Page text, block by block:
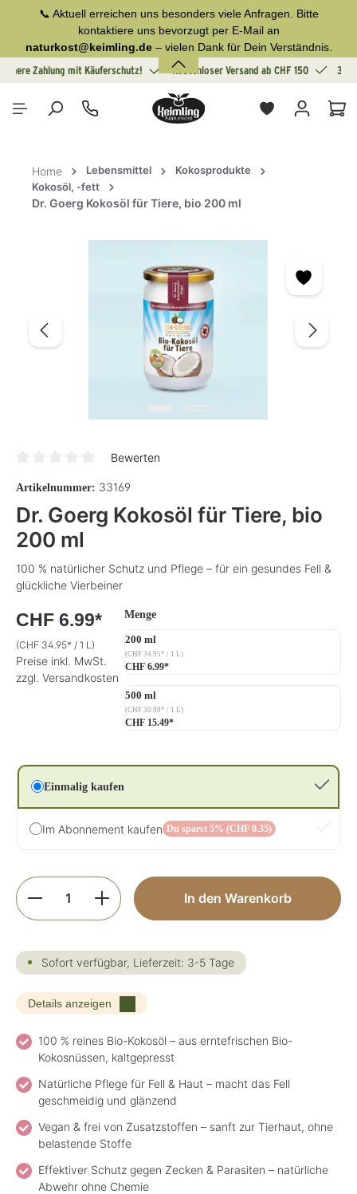
springen
📞 Aktuell erreichen uns besonders viele Anfragen. Bitte
kontaktiere uns bevorzugt per E-Mail an
naturkost@keimling.de– vielen Dank für Dein Verständnis.
Sichere Zahlung mit Käuferschutz!
Kostenloser Versand ab CHF 150 30
Home Lebensmittel
Kokosprodukte
Kokosöl, -fett
Dr. Goerg Kokosöl für Tiere, bio 200 ml
Bewerten
Artikelnummer: 33169
Dr. Goerg Kokosöl für Tiere, bio
200 ml
100 % natürlicher Schutz und Pflege – für ein gesundes Fell &
glückliche Vierbeiner
CHF 6.99*
(CHF 34.95* / 1 L)
Preise inkl. MwSt.
zzgl. Versandkosten
Mengeauswählen
200 ml
(CHF 34.95* / 1 L)
CHF 6.99*
500 ml
(CHF 30.98* / 1 L)
CHF 15.49*
Einmalig kaufen
Im Abonnement kaufen Du sparst 5% (CHF 0.35)
Produkt Anzahl: Gib den gewünschten
In den Warenkorb
Sofort verfügbar, Lieferzeit: 3-5 Tage
Details anzeigen
100 % reines Bio-Kokosöl – aus erntefrischen Bio-
Kokosnüssen, kaltgepresst
Natürliche Pflege für Fell & Haut – macht das Fell
geschmeidig und glänzend
Vegan & frei von Zusatzstoffen – sanft zur Tierhaut, ohne
belastende Stoffe
Effektiver Schutz gegen Zecken & Parasiten – natürliche
Abwehr ohne Chemie